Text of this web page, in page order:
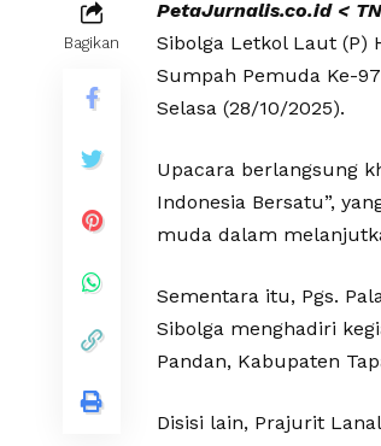
Bagikan
PetaJurnalis.co.id <
Sibolga Letkol Laut (P)
Sumpah Pemuda Ke-
Selasa (28/10/2025).
Upacara berlangsung
Indonesia Bersatu”,
muda dalam
Sementara itu, Pgs.
Sibolga menghadiri
Pandan, Kabupaten
Disisi lain, Prajurit